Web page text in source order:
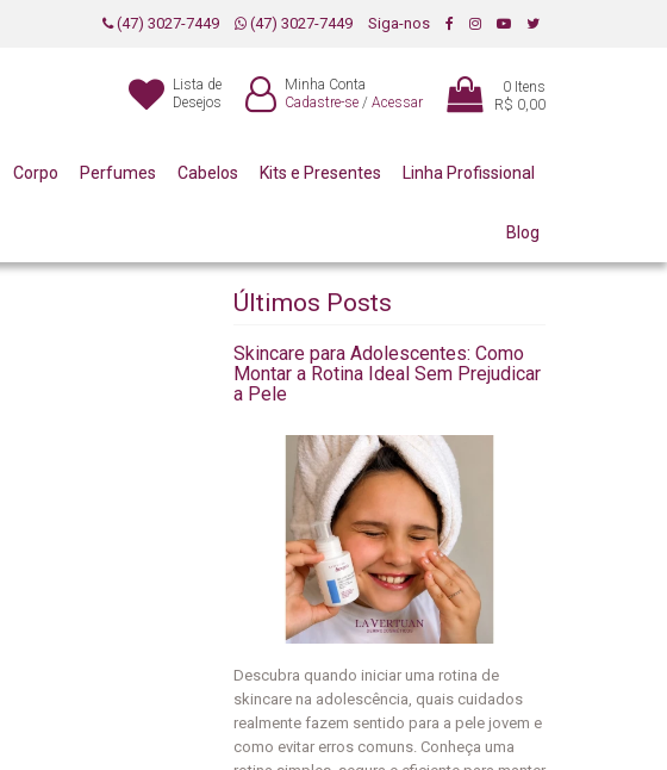
(47) 3027-7449 (47) 3027-7449 Siga-nos
Lista de
Desejos
Minha Conta
Cadastre-se / Acessar
0 Itens
R$ 0,00
Corpo Perfumes Cabelos Kits e Presentes Linha Profissional
Blog
Últimos Posts
Skincare para Adolescentes: Como
Montar a Rotina Ideal Sem Prejudicar
a Pele
Descubra quando iniciar uma rotina de
skincare na adolescência, quais cuidados
realmente fazem sentido para a pele jovem e
como evitar erros comuns. Conheça uma